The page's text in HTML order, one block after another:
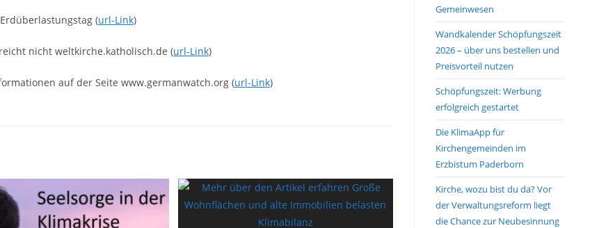
(url-Link)
nicht weltkirche.katholisch.de (url-Link)
auf der Seite www.germanwatch.org (url-Link)
Gemeinwesen
Wandkalender Schöpfungszeit
2026 – über uns bestellen und
Preisvorteil nutzen
Schöpfungszeit: Werbung
erfolgreich gestartet
Die KlimaApp für
Kirchengemeinden im
Erzbistum Paderborn
Kirche, wozu bist du da? Vor
der Verwaltungsreform liegt
die Chance zur Neubesinnung